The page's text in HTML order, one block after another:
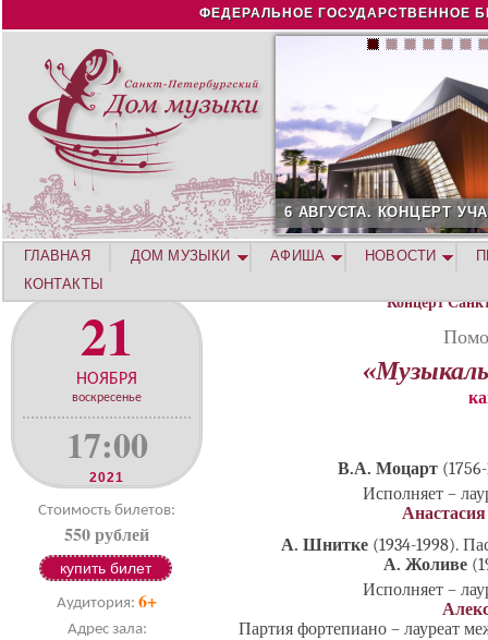
Jump to navigation
ФЕДЕРАЛЬНОЕ ГОСУДАРСТВЕННОЕ
6 АВГУСТА. КОНЦЕРТ
21
НОЯБРЯ
воскресенье
17:00
2021
Стоимость билетов:
550 рублей
купить билет
Аудитория: 6+
Адрес зала:
Концерт
В.А. Моцарт
Исполняет –
А. Шнитке (1934-1998).
А. Жоливе
Исполняет –
Партия фортепиано – лауреат
ГЛАВНАЯ ДОМ МУЗЫКИ АФИША НОВОСТИ
КОНТАКТЫ